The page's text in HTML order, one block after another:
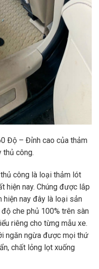
Độ – Đỉnh cao của thảm
thủ công.
công là loại thảm lót
hiện nay. Chúng được lắp
hiện nay đây là loại sản
che phủ 100% trên sàn
riêng cho từng mẫu xe.
ngăn ngừa được mọi thứ
chất lỏng lọt xuống